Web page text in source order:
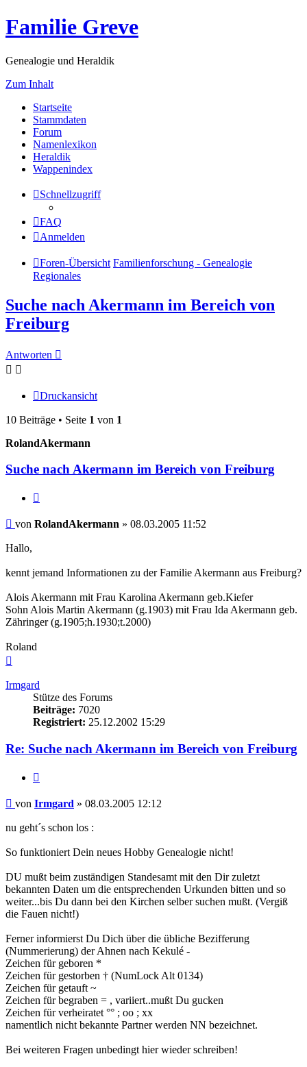
Familie Greve
Genealogie und Heraldik
Zum Inhalt
Startseite
Stammdaten
Forum
Namenlexikon
Heraldik
Wappenindex
Schnellzugriff
FAQ
Anmelden
Foren-Übersicht Familienforschung - Genealogie
Regionales
Suche nach Akermann im Bereich von
Freiburg
Antworten
Druckansicht
10 Beiträge • Seite 1 von 1
RolandAkermann
Suche nach Akermann im Bereich von Freiburg
Beitrag
von RolandAkermann » 08.03.2005 11:52
Hallo,
kennt jemand Informationen zu der Familie Akermann aus Freiburg?
Alois Akermann mit Frau Karolina Akermann geb.Kiefer
Sohn Alois Martin Akermann (g.1903) mit Frau Ida Akermann geb.
Zähringer (g.1905;h.1930;t.2000)
Roland
Irmgard
Stütze des Forums
Beiträge: 7020
Registriert: 25.12.2002 15:29
Re: Suche nach Akermann im Bereich von Freiburg
Beitrag
von Irmgard » 08.03.2005 12:12
nu geht´s schon los :
So funktioniert Dein neues Hobby Genealogie nicht!
DU mußt beim zuständigen Standesamt mit den Dir zuletzt
bekannten Daten um die entsprechenden Urkunden bitten und so
weiter...bis Du dann bei den Kirchen selber suchen mußt. (Vergiß
die Fauen nicht!)
Ferner informierst Du Dich über die übliche Bezifferung
(Nummerierung) der Ahnen nach Kekulé -
Zeichen für geboren *
Zeichen für gestorben † (NumLock Alt 0134)
Zeichen für getauft ~
Zeichen für begraben = , variiert..mußt Du gucken
Zeichen für verheiratet °° ; oo ; xx
namentlich nicht bekannte Partner werden NN bezeichnet.
Bei weiteren Fragen unbedingt hier wieder schreiben!